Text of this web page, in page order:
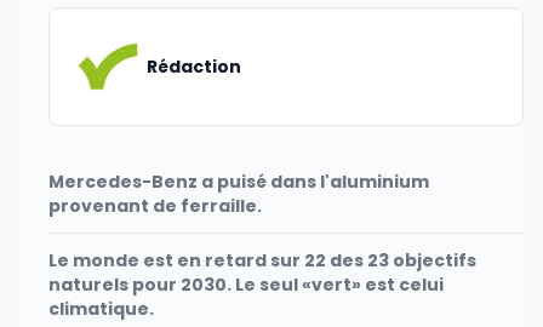
Rédaction
Mercedes-Benz a puisé dans l'aluminium
provenant de ferraille.
Le monde est en retard sur 22 des 23 objectifs
naturels pour 2030. Le seul «vert» est celui
climatique.